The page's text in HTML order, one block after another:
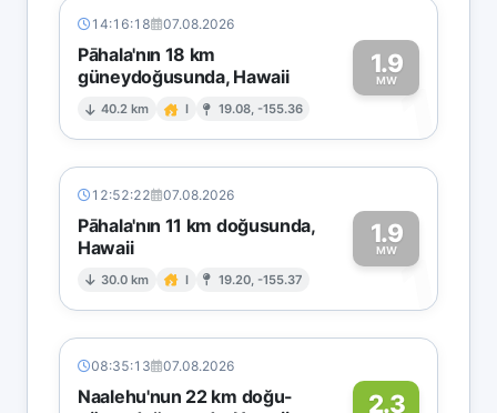
14:16:18 07.08.2026
Pāhala'nın 18 km
güneydoğusunda, Hawaii
40.2 km I 19.08, -155.36
1.9
MW1
12:52:22 07.08.2026
Pāhala'nın 11 km doğusunda,
Hawaii
30.0 km I 19.20, -155.37
1.9
MW1
08:35:13 07.08.2026
Naalehu'nun 22 km doğu-
2.3